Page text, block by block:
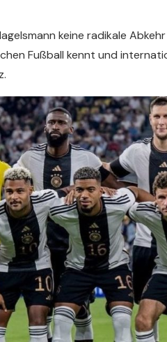
keine radikale
Fußball kennt und